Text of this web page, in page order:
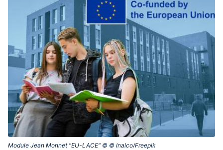
Module Jean Monnet "EU-LACE" © © Inalco/Freepik‎ ‎